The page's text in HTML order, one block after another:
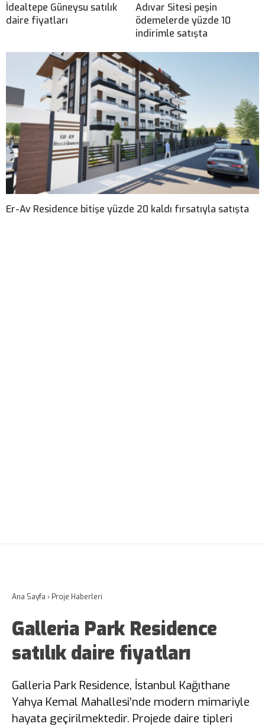
İdealtepe Güneysu satılık
daire fiyatları
Adıvar Sitesi peşin
ödemelerde yüzde 10
indirimle satışta
Er-Av Residence bitişe yüzde 20 kaldı fırsatıyla satışta
Ana Sayfa › Proje Haberleri
Galleria Park Residence
satılık daire fiyatları
Galleria Park Residence, İstanbul Kağıthane
Yahya Kemal Mahallesi’nde modern mimariyle
hayata geçirilmektedir. Projede daire tipleri